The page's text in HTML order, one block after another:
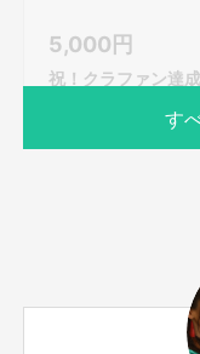
5,000円
祝！クラファン達
ディ姫路参加権
サポーター数
す